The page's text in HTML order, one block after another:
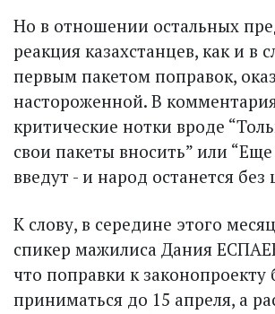
Но в отношении остальных
реакция казах­станцев, как и в
первым пакетом поправок,
настороженной. В
критические нотки вроде
свои пакеты вносить” или
введут - и народ останется без
К слову, в середине этого
спикер мажилиса Дания
что поправки к законопроекту
приниматься до 15 апреля, а